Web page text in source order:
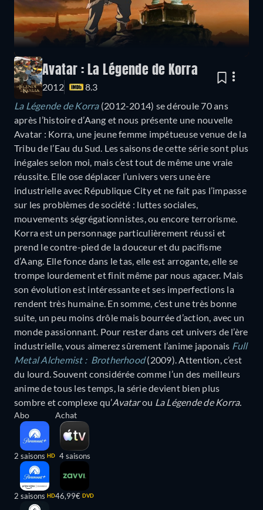
Avatar : La Légende de Korra
2012
8.3
La Légende de Korra(2012-2014) se déroule 70 ans
après l’histoire d’Aang et nous présente une nouvelle
Avatar : Korra, une jeune femme impétueuse venue de la
Tribu de l’Eau du Sud. Les saisons de cette série sont plus
inégales selon moi, mais c’est tout de même une vraie
réussite. Elle ose déplacer l’univers vers une ère
industrielle avec République City et ne fait pas l’impasse
sur les problèmes de société : luttes sociales,
mouvements ségrégationnistes, ou encore terrorisme.
Korra est un personnage particulièrement réussi et
prend le contre-pied de la douceur et du pacifisme
d’Aang. Elle fonce dans le tas, elle est arrogante, elle se
trompe lourdement et finit même par nous agacer. Mais
son évolution est intéressante et ses imperfections la
rendent très humaine. En somme, c’est une très bonne
suite, un peu moins drôle mais bourrée d’action, avec un
monde passionnant. Pour rester dans cet univers de l’ère
industrielle, vous aimerez sûrement l’anime japonais Full
Metal Alchemist : Brotherhood(2009). Attention, c’est
du lourd. Souvent considérée comme l’un des meilleurs
anime de tous les temps, la série devient bien plus
sombre et complexe qu’Avatarou La Légende de Korra.
Abo
2 saisons HD
2 saisons HD
Achat
4 saisons
46,99€ DVD